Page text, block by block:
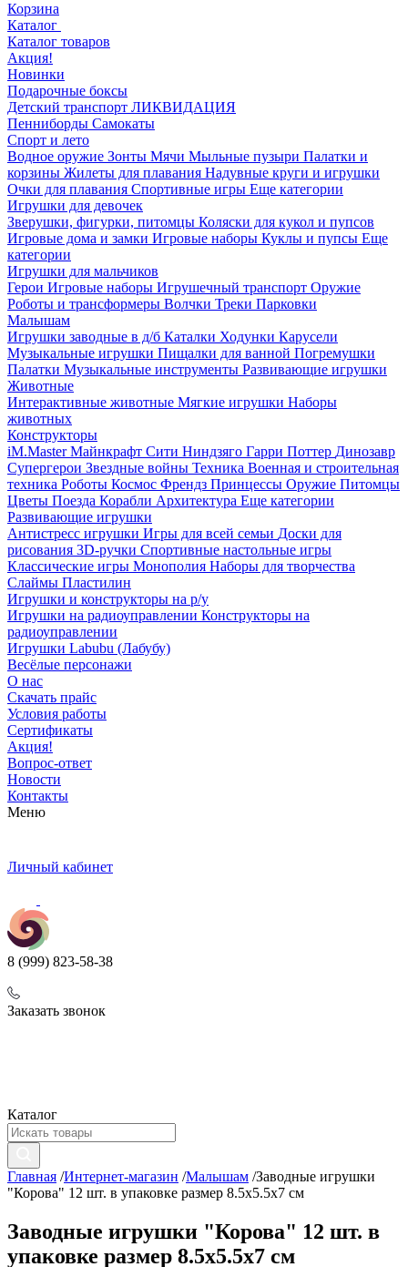
Корзина
Каталог
Каталог товаров
Акция!
Новинки
Подарочные боксы
Детский транспорт ЛИКВИДАЦИЯ
Пенниборды Самокаты
Спорт и лето
Водное оружие Зонты Мячи Мыльные пузыри Палатки и
корзины Жилеты для плавания Надувные круги и игрушки
Очки для плавания Спортивные игры Еще категории
Игрушки для девочек
Зверушки, фигурки, питомцы Коляски для кукол и пупсов
Игровые дома и замки Игровые наборы Куклы и пупсы Еще
категории
Игрушки для мальчиков
Герои Игровые наборы Игрушечный транспорт Оружие
Роботы и трансформеры Волчки Треки Парковки
Малышам
Игрушки заводные в д/б Каталки Ходунки Карусели
Музыкальные игрушки Пищалки для ванной Погремушки
Палатки Музыкальные инструменты Развивающие игрушки
Животные
Интерактивные животные Мягкие игрушки Наборы
животных
Конструкторы
iM.Master Майнкрафт Сити Ниндзяго Гарри Поттер Динозавр
Супергерои Звездные войны Техника Военная и строительная
техника Роботы Космос Френдз Принцессы Оружие Питомцы
Цветы Поезда Корабли Архитектура Еще категории
Развивающие игрушки
Антистресс игрушки Игры для всей семьи Доски для
рисования 3D-ручки Спортивные настольные игры
Классические игры Монополия Наборы для творчества
Слаймы Пластилин
Игрушки и конструкторы на р/у
Игрушки на радиоуправлении Конструкторы на
радиоуправлении
Игрушки Labubu (Лабубу)
Весёлые персонажи
О нас
Скачать прайс
Условия работы
Сертификаты
Акция!
Вопрос-ответ
Новости
Контакты
Меню
Личный кабинет
8 (999) 823-58-38
Заказать звонок
Каталог
Главная /Интернет-магазин /Малышам /Заводные игрушки
"Корова" 12 шт. в упаковке размер 8.5х5.5х7 см
Заводные игрушки "Корова" 12 шт. в
упаковке размер 8.5х5.5х7 см